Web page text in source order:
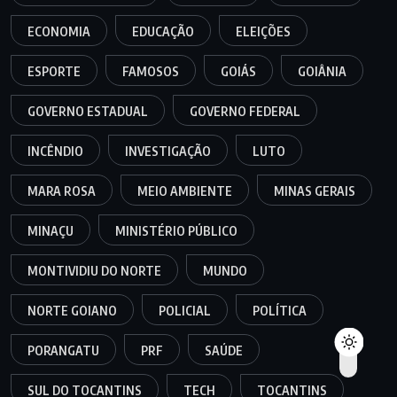
ECONOMIA EDUCAÇÃO ELEIÇÕES
ESPORTE FAMOSOS GOIÁS GOIÂNIA
GOVERNO ESTADUAL GOVERNO FEDERAL
INCÊNDIO INVESTIGAÇÃO LUTO
MARA ROSA MEIO AMBIENTE MINAS GERAIS
MINAÇU MINISTÉRIO PÚBLICO
MONTIVIDIU DO NORTE MUNDO
NORTE GOIANO POLICIAL POLÍTICA
PORANGATU PRF SAÚDE
SUL DO TOCANTINS TECH TOCANTINS